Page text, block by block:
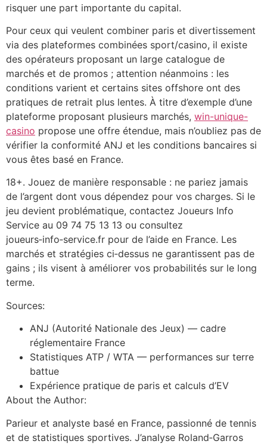
risquer une part importante du capital.
Pour ceux qui veulent combiner paris et divertissement
via des plateformes combinées sport/casino, il existe
des opérateurs proposant un large catalogue de
marchés et de promos ; attention néanmoins : les
conditions varient et certains sites offshore ont des
pratiques de retrait plus lentes. À titre d’exemple d’une
plateforme proposant plusieurs marchés, win-unique-
casino propose une offre étendue, mais n’oubliez pas de
vérifier la conformité ANJ et les conditions bancaires si
vous êtes basé en France.
18+. Jouez de manière responsable : ne pariez jamais
de l’argent dont vous dépendez pour vos charges. Si le
jeu devient problématique, contactez Joueurs Info
Service au 09 74 75 13 13 ou consultez
joueurs‑info‑service.fr pour de l’aide en France. Les
marchés et stratégies ci‑dessus ne garantissent pas de
gains ; ils visent à améliorer vos probabilités sur le long
terme.
Sources:
ANJ (Autorité Nationale des Jeux) — cadre
réglementaire France
Statistiques ATP / WTA — performances sur terre
battue
Expérience pratique de paris et calculs d’EV
About the Author:
Parieur et analyste basé en France, passionné de tennis
et de statistiques sportives. J’analyse Roland‑Garros